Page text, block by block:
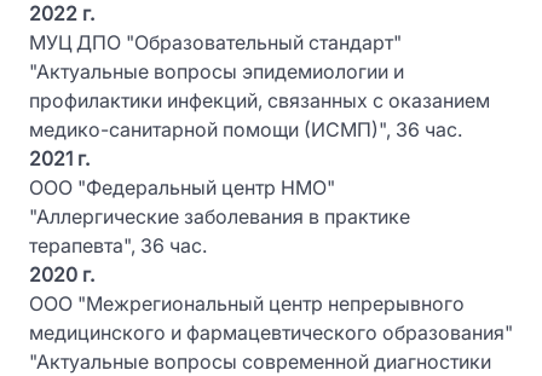
2022 г.
МУЦ ДПО "Образовательный стандарт"
"Актуальные вопросы эпидемиологии и
профилактики инфекций, связанных с оказанием
медико-санитарной помощи (ИСМП)", 36 час.
2021 г.
ООО "Федеральный центр НМО"
"Аллергические заболевания в практике
терапевта", 36 час.
2020 г.
ООО "Межрегиональный центр непрерывного
медицинского и фармацевтического образования"
"Актуальные вопросы современной диагностики